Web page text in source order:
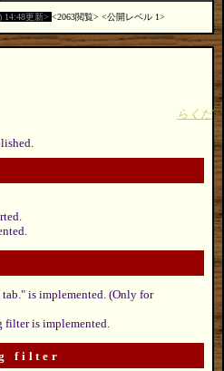
14:48更新 2063閲覧 公開レベル 1
らくだ
is implemented. (Only for
is implemented.
filter